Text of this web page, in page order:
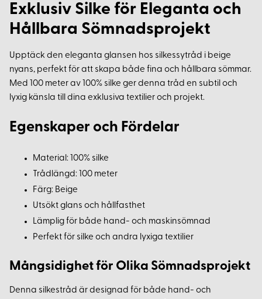
Exklusiv Silke för Eleganta och
Hållbara Sömnadsprojekt
Upptäck den eleganta glansen hos silkessytråd i beige
nyans, perfekt för att skapa både fina och hållbara sömmar.
Med 100 meter av 100% silke ger denna tråd en subtil och
lyxig känsla till dina exklusiva textilier och projekt.
Egenskaper och Fördelar
Material: 100% silke
Trådlängd: 100 meter
Färg: Beige
Utsökt glans och hållfasthet
Lämplig för både hand- och maskinsömnad
Perfekt för silke och andra lyxiga textilier
Mångsidighet för Olika Sömnadsprojekt
Denna silkestråd är designad för både hand- och